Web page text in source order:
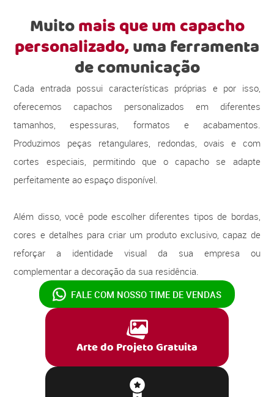
Muitomais que um capacho
personalizado,uma ferramenta
de comunicação
Cada entrada possui características próprias e por isso,
oferecemos capachos personalizados em diferentes
tamanhos, espessuras, formatos e acabamentos.
Produzimos peças retangulares, redondas, ovais e com
cortes especiais, permitindo que o capacho se adapte
perfeitamente ao espaço disponível.
Além disso, você pode escolher diferentes tipos de bordas,
cores e detalhes para criar um produto exclusivo, capaz de
reforçar a identidade visual da sua empresa ou
complementar a decoração da sua residência.
FALE COM NOSSO TIME DE VENDAS
Arte do Projeto Gratuita